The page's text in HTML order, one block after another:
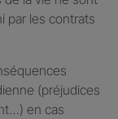
par les contrats
(préjudices
en cas